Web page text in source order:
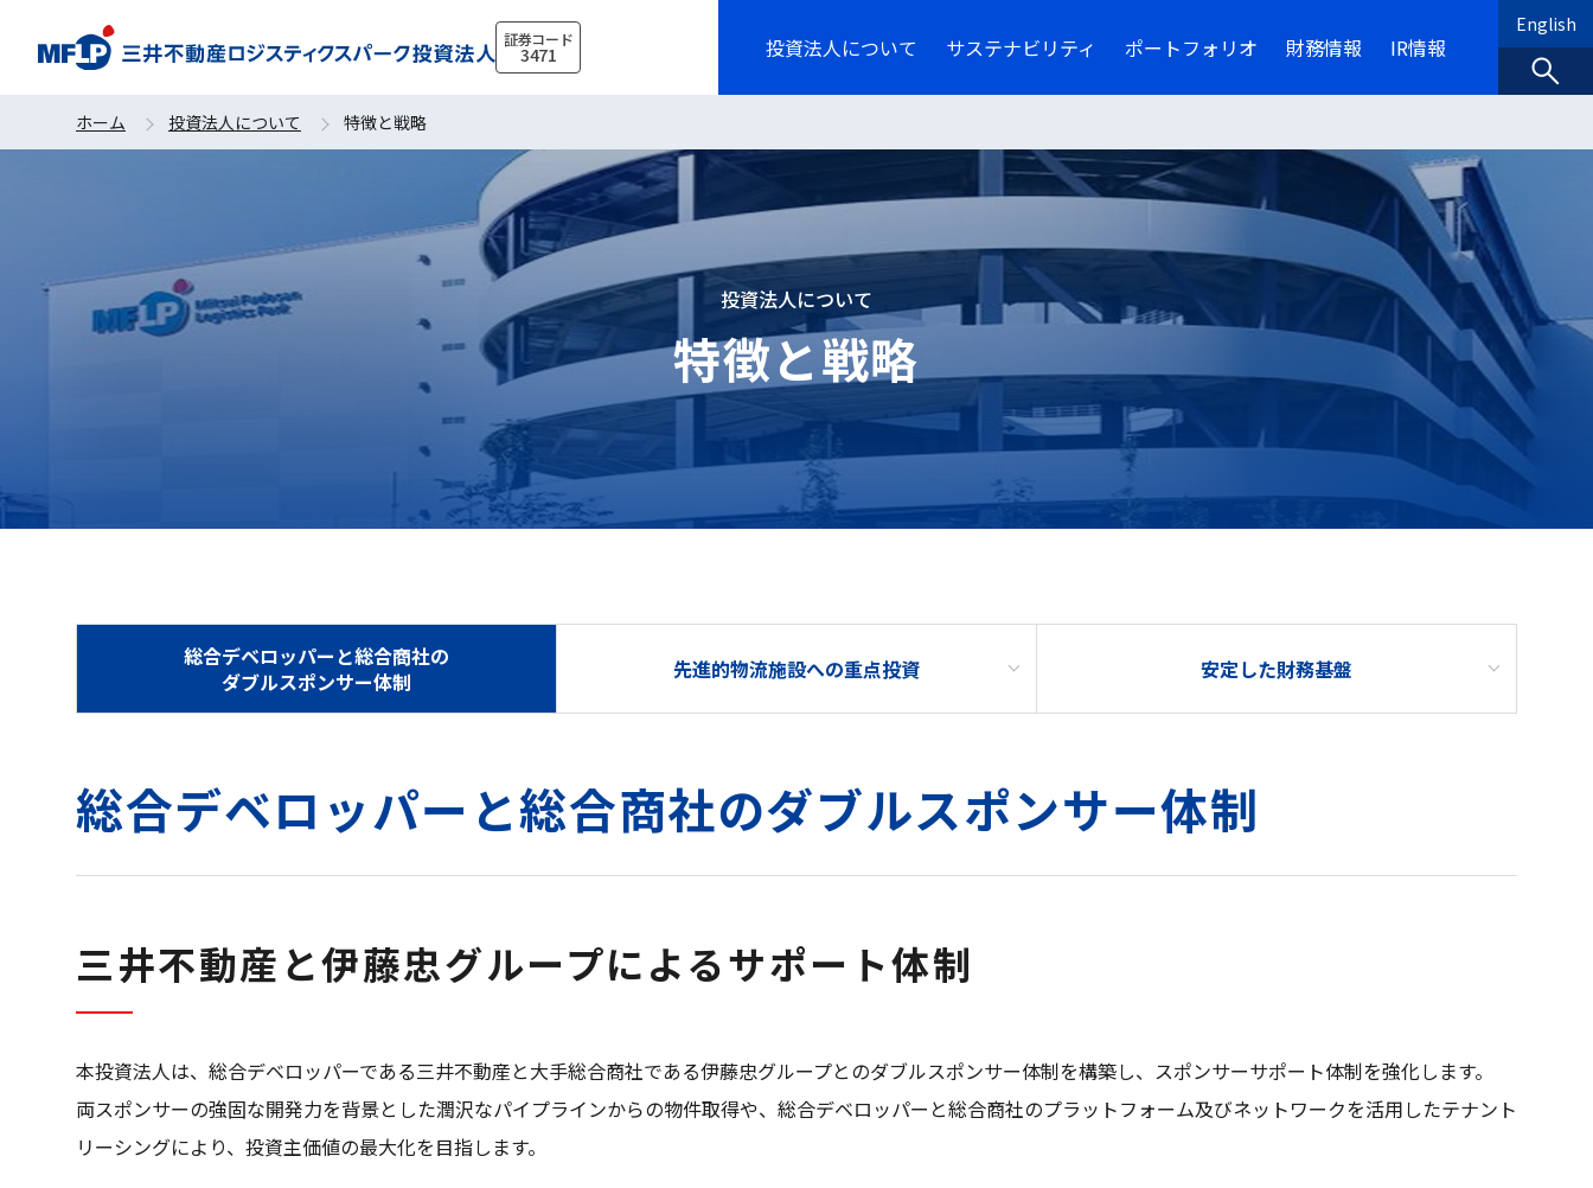
証券コード
3471 投資法人について サステナビリティ ポートフォリオ 財務情報 IR情報
English
ホーム 投資法人について 特徴と戦略
投資法人について
特徴と戦略
総合デベロッパーと総合商社の
ダブルスポンサー体制
先進的物流施設への重点投資 安定した財務基盤
総合デベロッパーと総合商社のダブルスポンサー体制
三井不動産と伊藤忠グループによるサポート体制
本投資法人は、総合デベロッパーである三井不動産と大手総合商社である伊藤忠グループとのダブルスポンサー体制を構築し、スポンサーサポート体制を強化します。
両スポンサーの強固な開発力を背景とした潤沢なパイプラインからの物件取得や、総合デベロッパーと総合商社のプラットフォーム及びネットワークを活用したテナント
リーシングにより、投資主価値の最大化を目指します。